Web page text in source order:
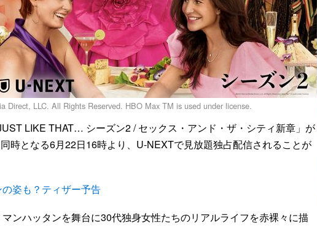
Direct, LLC. All Rights Reserved. HBO Max TM is used under license.
LIKE THAT… シーズン2 / セックス・アンド・ザ・シティ新章」が
時となる6月22日16時より、U-NEXTで見放題独占配信されることが
の姿も？ティザー予告
ンハッタンを舞台に30代独身女性たちのリアルライフを赤裸々に描